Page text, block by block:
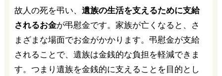
故人の死を弔い、 遺族の生活を支えるために支給
されるお金が弔慰金です。家族が亡くなると、さ
まざまな場面でお金がかかります。弔慰金が支給
されることで、遺族は金銭的な負担を軽減できま
す。つまり遺族を金銭的に支えることを目的とし